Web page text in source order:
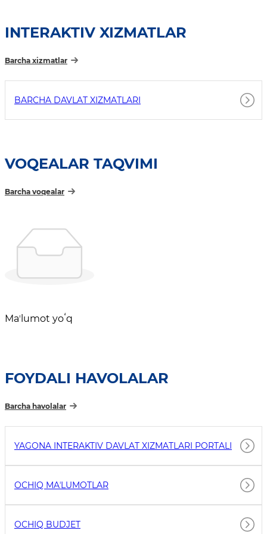
INTERAKTIV XIZMATLAR
Barcha xizmatlar
BARCHA DAVLAT XIZMATLARI
VOQEALAR TAQVIMI
Barcha voqealar
Maʼlumot yoʻq
FOYDALI HAVOLALAR
Barcha havolalar
YAGONA INTERAKTIV DAVLAT XIZMATLARI PORTALI
OCHIQ MAʼLUMOTLAR
OCHIQ BUDJET